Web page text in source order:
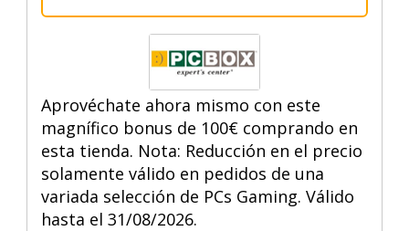
Aprovéchate ahora mismo con este
magnífico bonus de 100€ comprando en
esta tienda. Nota: Reducción en el precio
solamente válido en pedidos de una
variada selección de PCs Gaming. Válido
hasta el 31/08/2026.